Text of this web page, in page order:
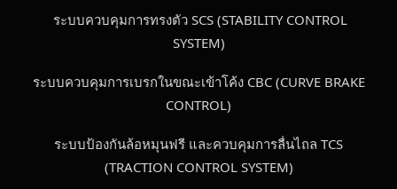
ระบบควบคุมการทรงตัว SCS (STABILITY CONTROL
SYSTEM)
ระบบควบคุมการเบรกในขณะเข้าโค้ง CBC (CURVE BRAKE
CONTROL)
ระบบป้องกันล้อหมุนฟรี และควบคุมการลื่นไถล TCS
(TRACTION CONTROL SYSTEM)